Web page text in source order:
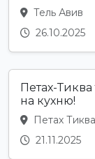
Тель Авив
26.10.2025
Петах-
на кухню!
Петах Тиква
21.11.2025